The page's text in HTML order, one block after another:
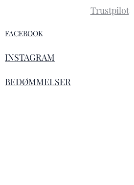
Trustpilot
FACEBOOK
INSTAGRAM
BEDØMMELSER